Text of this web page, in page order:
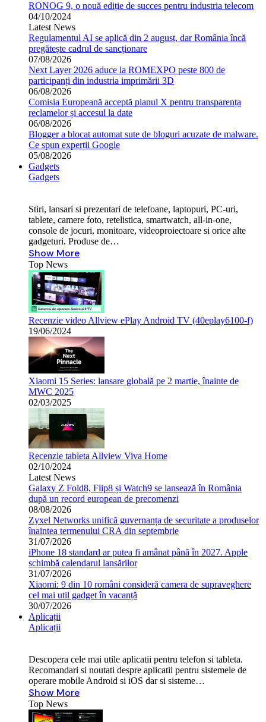
RONOG 9, o nouă ediție de succes pentru industria telecom
04/10/2024
Latest News
Regulamentul AI se aplică din 2 august, dar România încă
pregătește cadrul de sancționare
07/08/2026
Next Layer 2026 aduce la ROMEXPO peste 800 de
participanți din industria imprimării 3D
06/08/2026
Comisia Europeană acceptă planul X pentru transparența
reclamelor și accesul la date
06/08/2026
Blogger a blocat automat sute de bloguri acuzate de malware.
Ce spun experții Google
05/08/2026
Gadgets
Gadgets
Stiri, lansari si prezentari de telefoane, laptopuri, PC-uri,
tablete, camere foto, retelistica, smartwatch, all-in-one,
console de jocuri, monitoare, videoproiectoare si orice alte
gadgeturi. Produse de…
Show More
Top News
Recenzie video Allview ePlay Android TV (40eplay6100-f)
19/06/2024
Xiaomi 15 Series: lansare globală pe 2 martie, înainte de
MWC 2025
02/03/2025
Recenzie tableta Allview Viva Home
02/10/2024
Latest News
Galaxy Z Fold8, Flip8 și Watch9 se lansează în România
după un record european de precomenzi
08/08/2026
Zyxel Networks unifică guvernanța de securitate a produselor
înaintea termenului CRA din septembrie
31/07/2026
iPhone 18 standard ar putea fi amânat până în 2027. Apple
schimbă calendarul lansărilor
31/07/2026
Xiaomi: 9 din 10 români consideră camera de supraveghere
cel mai util gadget în vacanță
30/07/2026
Aplicații
Aplicații
Descopera cele mai utile aplicatii pentru telefon si tableta.
Recomandari si noutati despre aplicatii pentru sistemele de
operare mobile Android si iOS dar si sisteme…
Show More
Top News